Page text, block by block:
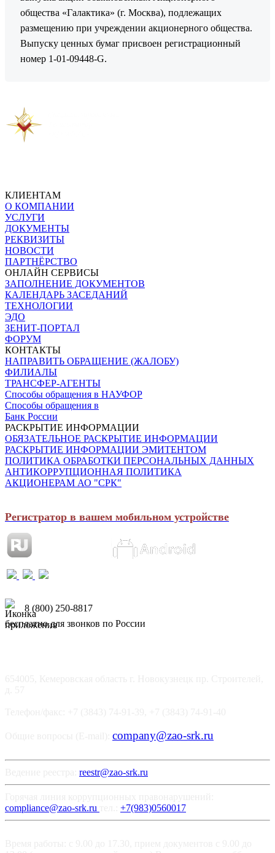
общества «Галактика» (г. Москва), подлежащих
размещению при учреждении акционерного общества.
Выпуску ценных бумаг присвоен регистрационный
номер 1-01-09448-G.
КЛИЕНТАМ
О КОМПАНИИ
УСЛУГИ
ДОКУМЕНТЫ
РЕКВИЗИТЫ
НОВОСТИ
ПАРТНЁРСТВО
ОНЛАЙН СЕРВИСЫ
ЗАПОЛНЕНИЕ ДОКУМЕНТОВ
КАЛЕНДАРЬ ЗАСЕДАНИЙ
ТЕХНОЛОГИИ
ЭДО
ЗЕНИТ-ПОРТАЛ
ФОРУМ
КОНТАКТЫ
НАПРАВИТЬ ОБРАЩЕНИЕ (ЖАЛОБУ)
ФИЛИАЛЫ
ТРАНСФЕР-АГЕНТЫ
Способы обращения в НАУФОР
Способы обращения в
Банк России
РАСКРЫТИЕ ИНФОРМАЦИИ
ОБЯЗАТЕЛЬНОЕ РАСКРЫТИЕ ИНФОРМАЦИИ
РАСКРЫТИЕ ИНФОРМАЦИИ ЭМИТЕНТОМ
ПОЛИТИКА ОБРАБОТКИ ПЕРСОНАЛЬНЫХ ДАННЫХ
АНТИКОРРУПЦИОННАЯ ПОЛИТИКА
АКЦИОНЕРАМ АО "СРК"
Регистратор в вашем мобильном устройстве
8 (800) 250-8817
бесплатно для звонков по России
company@zao-srk.ru
reestr@zao-srk.ru
compliance@zao-srk.ru
+7(983)0560017